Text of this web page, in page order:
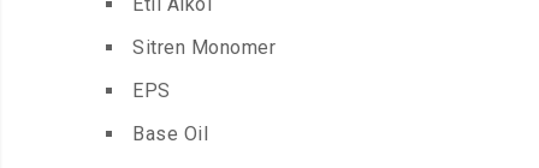
Sitren Monomer
EPS
Base Oil